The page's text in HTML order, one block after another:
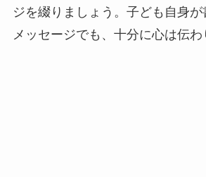
ジを綴りましょう。子ども自身
メッセージでも、十分に心は伝わ